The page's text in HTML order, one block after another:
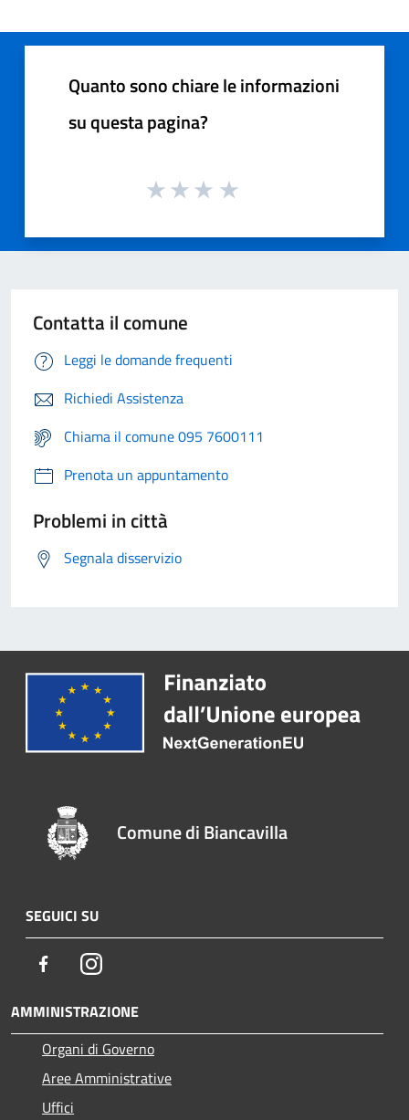
Quanto sono chiare le informazioni
su questa pagina?
Contatta il comune
Leggi le domande frequenti
Richiedi Assistenza
Chiama il comune 095 7600111
Prenota un appuntamento
Problemi in città
Segnala disservizio
Comune di Biancavilla
SEGUICI SU
FacebookInstagram
AMMINISTRAZIONE
Organi di Governo
Aree Amministrative
Uffici